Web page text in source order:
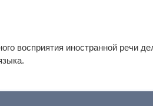
восприятия иностранной речи